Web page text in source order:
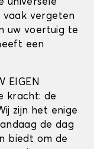
universele
vergeten
uw voertuig te
een
EIGEN
kracht: de
zijn het enige
de dag
biedt om de